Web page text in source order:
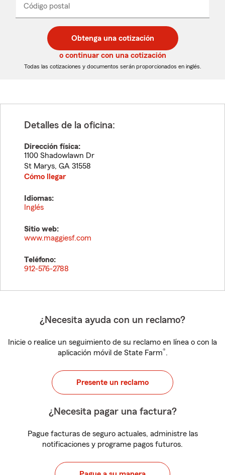
desplegable
Código postal
de
5
dígitos
de
5
dígitos
_____
Obtenga una cotización
o continuar con una cotización
Todas las cotizaciones y documentos serán proporcionados en inglés.
Detalles de la oficina:
Dirección física:
1100 Shadowlawn Dr
St Marys, GA 31558
Cómo llegar
Idiomas:
Inglés
Sitio web:
www.maggiesf.com
Teléfono:
912-576-2788
¿Necesita ayuda con un reclamo?
Inicie o realice un seguimiento de su reclamo en línea o con la
aplicación móvil de State Farm®.
Presente un reclamo
¿Necesita pagar una factura?
Pague facturas de seguro actuales, administre las
notificaciones y programe pagos futuros.